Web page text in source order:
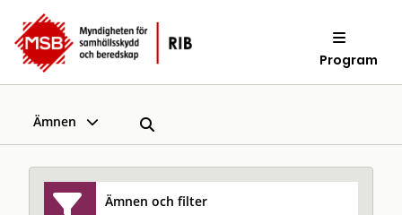
Program
Ämnen
Ämnen och filter